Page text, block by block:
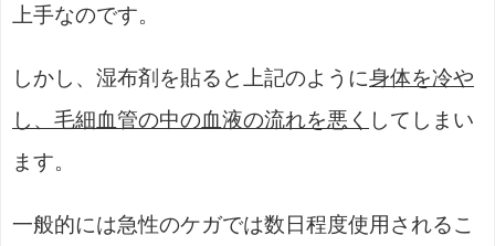
上手なのです。
しかし、湿布剤を貼ると上記のように身体を冷や
し、毛細血管の中の血液の流れを悪く してしまい
ます。
一般的には急性のケガでは数日程度使用されるこ